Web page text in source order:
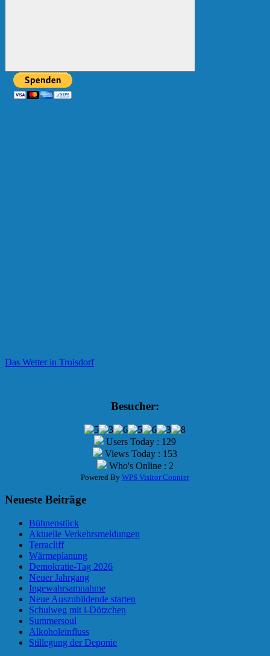
Suchen
Das Wetter in Troisdorf
Besucher:
Users Today : 129
Views Today : 153
Who's Online : 2
Powered By WPS Visitor Counter
Neueste Beiträge
Bühnenstück
Aktuelle Verkehrsmeldungen
Terracliff
Wärmeplanung
Demokratie-Tag 2026
Neuer Jahrgang
Ingewahrsamnahme
Neue Auszubildende starten
Schulweg mit i-Dötzchen
Summersoul
Alkoholeinfluss
Stillegung der Deponie